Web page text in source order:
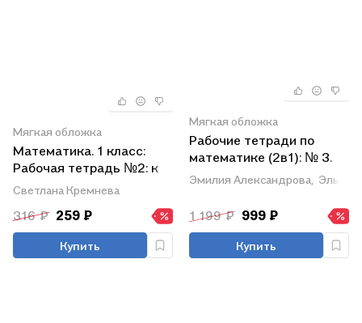
Мягкая обложка
Математика. 1 класс:
Рабочая тетрадь №2: к
учебнику М.И. Моро и др.
"Математика. 1 класс. В 2
частях"
Светлана Кремнева
316 ₽ 259 ₽
Купить
Мягкая обложка
Рабочие тетради по
математике (2в1): № 3.
Как сравнивают по
объему и количеству. №
4. Как сравнивают углы,
составляют схемы и
формулы. 1 класс
(Система Д.Б. Эльконина
Эмилия Александрова,
1 199 ₽ 999 ₽
Купить